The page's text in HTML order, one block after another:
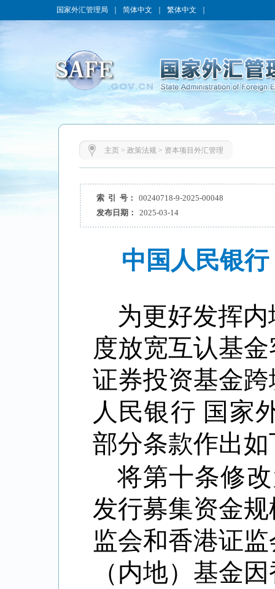
国家外汇管理局 简体中文 繁体中文
主页> 政策法规> 资本项目外汇管理
索 引 号：
00240718-9-2025-00048
发布日期：
2025-03-14
中国人民银
为更好发挥
度放宽互认基
证券投资基金
人民银行 国家
部分条款作出
将第十条修
发行募集资金
监会和香港证
（内地）基金